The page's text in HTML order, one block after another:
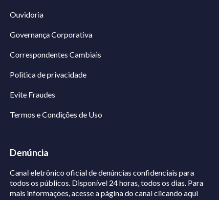
Ouvidoria
Governança Corporativa
Correspondentes Cambiais
Politica de privacidade
Evite Fraudes
Termos e Condições de Uso
Denúncia
Canal eletrônico oficial de denúncias confidenciais para
todos os públicos. Disponível 24 horas, todos os dias. Para
mais informações, acesse a página do canalclicando aqui